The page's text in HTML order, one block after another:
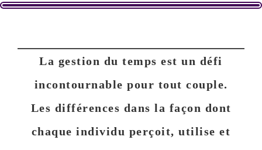
La gestion du temps est un défi
incontournable pour tout couple.
Les différences dans la façon dont
chaque individu perçoit, utilise et